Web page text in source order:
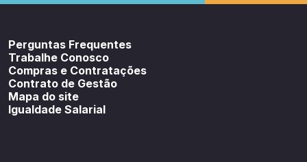
Perguntas Frequentes
Trabalhe Conosco
Compras e Contratações
Contrato de Gestão
Mapa do site
Igualdade Salarial